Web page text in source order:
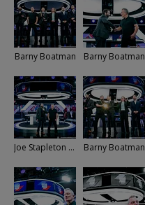
Barny Boatman Barny Boatman
Joe Stapleton - Barny Boatman Barny Boatman